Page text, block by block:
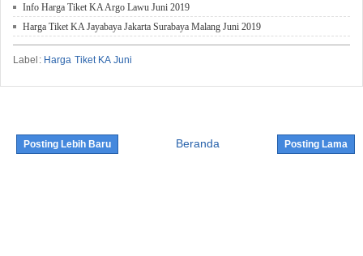
Info Harga Tiket KA Argo Lawu Juni 2019
Harga Tiket KA Jayabaya Jakarta Surabaya Malang Juni 2019
Label: Harga Tiket KA Juni
Posting Lebih Baru Posting Lama
Beranda